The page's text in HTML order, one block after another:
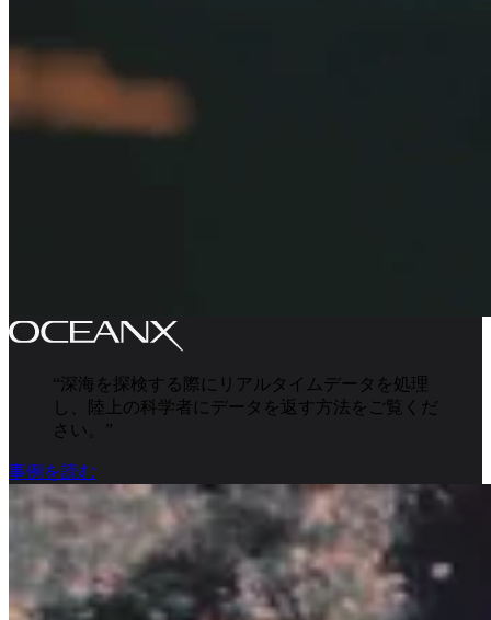
“深海を探検する際にリアルタイムデータを処理
し、陸上の科学者にデータを返す方法をご覧くだ
さい。 ”
事例を読む